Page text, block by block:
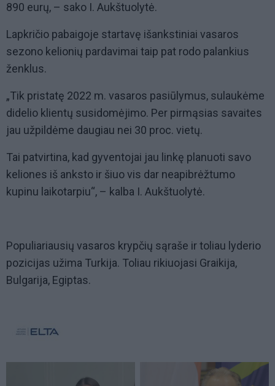
890 eurų, – sako I. Aukštuolytė.
Lapkričio pabaigoje startavę išankstiniai vasaros
sezono kelionių pardavimai taip pat rodo palankius
ženklus.
„Tik pristatę 2022 m. vasaros pasiūlymus, sulaukėme
didelio klientų susidomėjimo. Per pirmąsias savaites
jau užpildėme daugiau nei 30 proc. vietų.
Tai patvirtina, kad gyventojai jau linkę planuoti savo
keliones iš anksto ir šiuo vis dar neapibrėžtumo
kupinu laikotarpiu“, – kalba I. Aukštuolytė.
Populiariausių vasaros krypčių sąraše ir toliau lyderio
pozicijas užima Turkija. Toliau rikiuojasi Graikija,
Bulgarija, Egiptas.